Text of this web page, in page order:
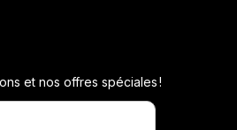
et nos offres spéciales !